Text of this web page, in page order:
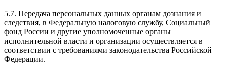
5.7. Передача персональных данных органам дознания и
следствия, в Федеральную налоговую службу, Социальный
фонд России и другие уполномоченные органы
исполнительной власти и организации осуществляется в
соответствии с требованиями законодательства Российской
Федерации.